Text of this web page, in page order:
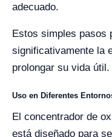
adecuado.
Estos simples pasos
significativamente la
prolongar su vida útil.
Uso en Diferentes
El concentrador de
está diseñado para